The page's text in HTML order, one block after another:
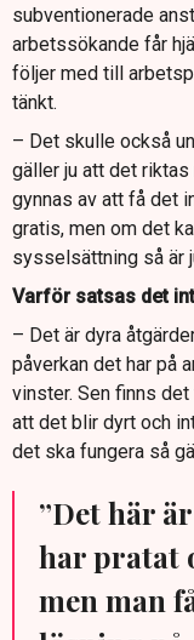
subventionerade
arbetssökande får
följer med till
tänkt.
– Det skulle också
gäller ju att det
gynnas av att få det
gratis, men om det
sysselsättning så är
Varför satsas det
– Det är dyra
påverkan det har på
vinster. Sen finns
att det blir dyrt och
det ska fungera så
”Det här
har pratat
men man